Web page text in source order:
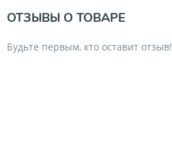
ОТЗЫВЫ О ТОВАРЕ
Будьте первым, кто оставит отзыв!